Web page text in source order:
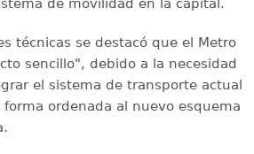
de movilidad en la capital.
técnicas se destacó que el Metro
sencillo", debido a la necesidad
el sistema de transporte actual
ordenada al nuevo esquema